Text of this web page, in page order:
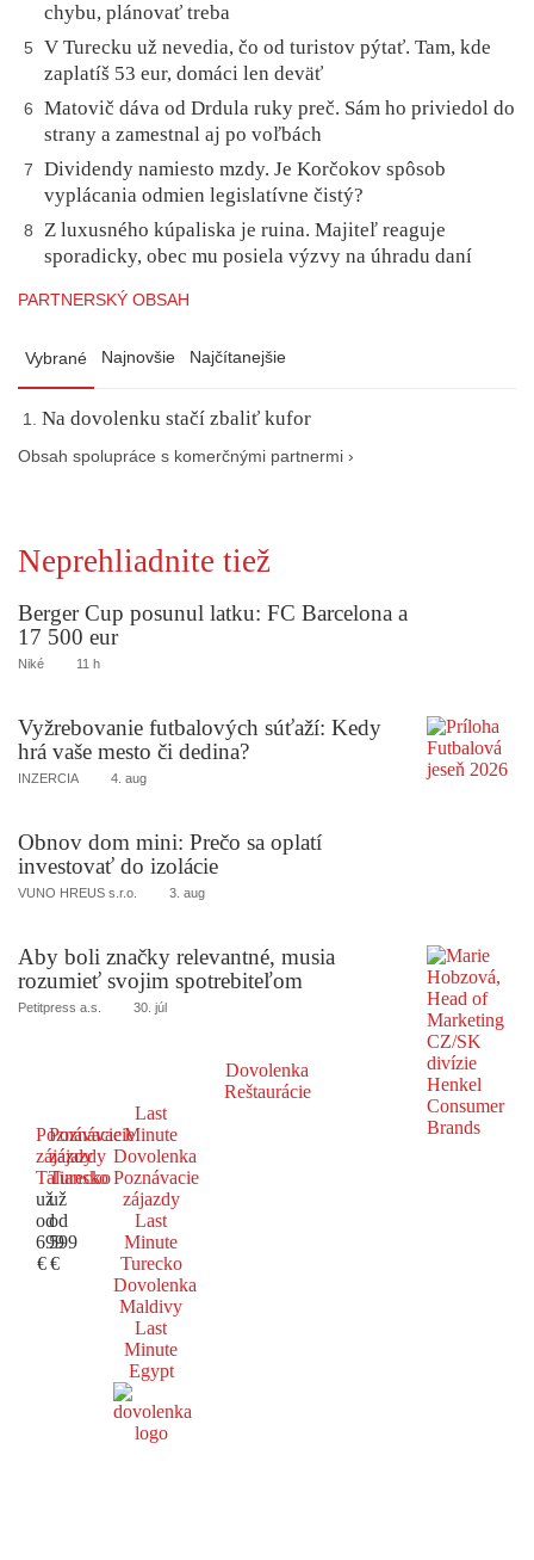
chybu, plánovať treba
5
V Turecku už nevedia, čo od turistov pýtať. Tam, kde
zaplatíš 53 eur, domáci len deväť
6
Matovič dáva od Drdula ruky preč. Sám ho priviedol do
strany a zamestnal aj po voľbách
7
Dividendy namiesto mzdy. Je Korčokov spôsob
vyplácania odmien legislatívne čistý?
8
Z luxusného kúpaliska je ruina. Majiteľ reaguje
sporadicky, obec mu posiela výzvy na úhradu daní
PARTNERSKÝ OBSAH
Vybrané Najnovšie Najčítanejšie
Na dovolenku stačí zbaliť kufor
Obsah spolupráce s komerčnými partnermi ›
Neprehliadnite tiež
Berger Cup posunul latku: FC Barcelona a
17 500 eur
Niké 11 h
Vyžrebovanie futbalových súťaží: Kedy
hrá vaše mesto či dedina?
INZERCIA 4. aug
Obnov dom mini: Prečo sa oplatí
investovať do izolácie
VUNO HREUS s.r.o. 3. aug
Aby boli značky relevantné, musia
rozumieť svojim spotrebiteľom
Petitpress a.s. 30. júl
Dovolenka
Reštaurácie
Poznávacie
zájazdy
Taliansko
už
od
699
€
Poznávacie
zájazdy
Turecko
už
od
599
€
Last
Minute
Dovolenka
Poznávacie
zájazdy
Last
Minute
Turecko
Dovolenka
Maldivy
Last
Minute
Egypt